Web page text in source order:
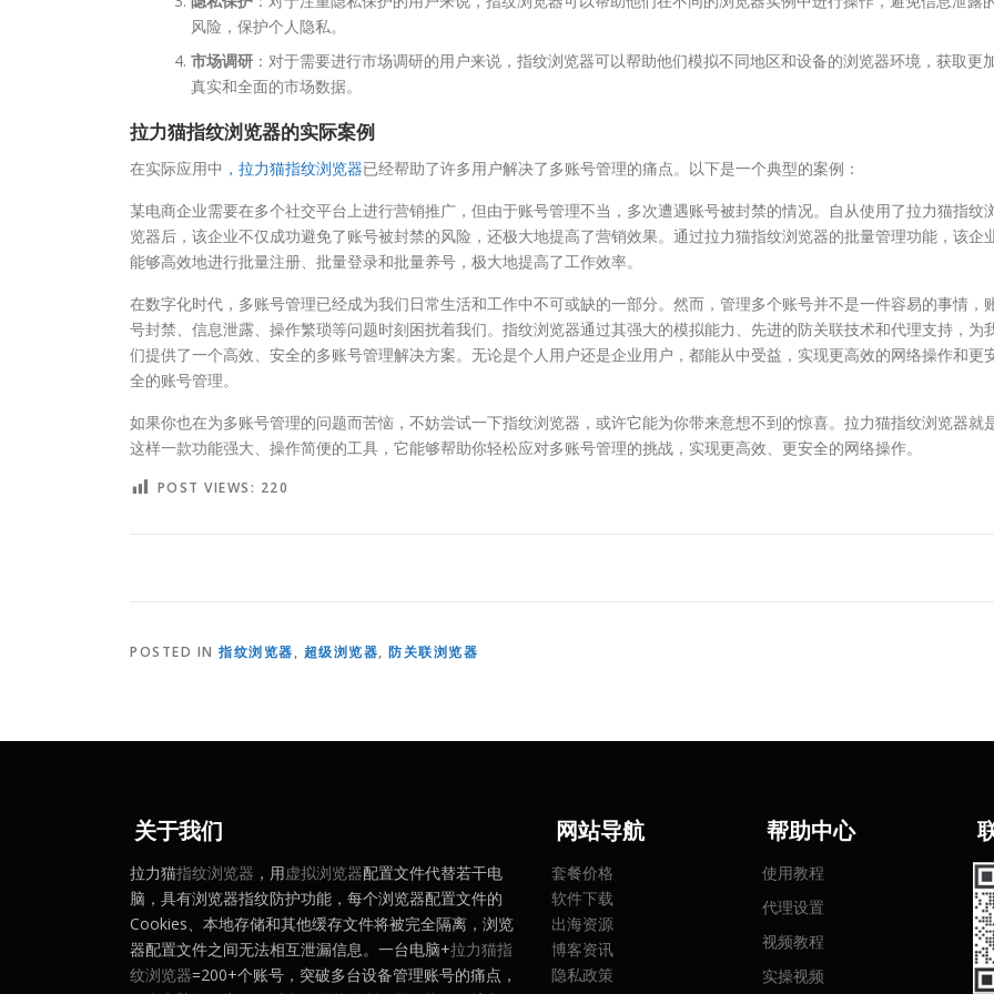
风险，保护个人隐私。
市场调研 ：对于需要进行市场调研的用户来说，指纹浏览器可以帮助他们模拟不同地区和设备的浏览器环境，获取更
真实和全面的市场数据。
拉力猫指纹浏览器的实际案例
在实际应用中 ，拉力猫指纹浏览器已经帮助了许多用户解决了多账号管理的痛点。以下是一个典型的案例：
某电商企业需要在多个社交平台上进行营销推广，但由于账号管理不当，多次遭遇账号被封禁的情况。自从使用了拉力猫指纹
览器后，该企业不仅成功避免了账号被封禁的风险，还极大地提高了营销效果。通过拉力猫指纹浏览器的批量管理功能，该企
能够高效地进行批量注册、批量登录和批量养号，极大地提高了工作效率。
在数字化时代，多账号管理已经成为我们日常生活和工作中不可或缺的一部分。然而，管理多个账号并不是一件容易的事情，
号封禁、信息泄露、操作繁琐等问题时刻困扰着我们。指纹浏览器通过其强大的模拟能力、先进的防关联技术和代理支持，为
们提供了一个高效、安全的多账号管理解决方案。无论是个人用户还是企业用户，都能从中受益，实现更高效的网络操作和更
全的账号管理。
如果你也在为多账号管理的问题而苦恼，不妨尝试一下指纹浏览器，或许它能为你带来意想不到的惊喜。拉力猫指纹浏览器就
这样一款功能强大、操作简便的工具，它能够帮助你轻松应对多账号管理的挑战，实现更高效、更安全的网络操作。
POST VIEWS: 220
POSTED IN 指纹浏览器, 超级浏览器, 防关联浏览器
关于我们
拉力猫指纹浏览器 ，用虚拟浏览器配置文件代替若干电
脑，具有浏览器指纹防护功能，每个浏览器配置文件的
Cookies、本地存储和其他缓存文件将被完全隔离，浏览
器配置文件之间无法相互泄漏信息。一台电脑+拉力猫指
纹浏览器=200+个账号，突破多台设备管理账号的痛点，
网站导航
套餐价格
软件下载
出海资源
博客资讯
隐私政策
帮助中心
使用教程
代理设置
视频教程
实操视频